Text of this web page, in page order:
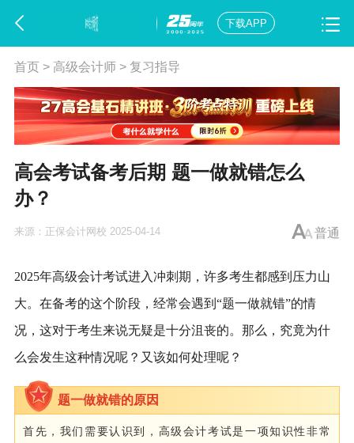
下载APP
首页> 高级会计师> 复习指导
高会考试备考后期 题一做就错怎么
办？
普通
来源： 正保会计网校 2025-04-14
2025年高级会计考试进入冲刺期，许多考生都感到压力山
大。在备考的这个阶段，经常会遇到“题一做就错”的情
况，这对于考生来说无疑是十分沮丧的。那么，究竟为什
么会发生这种情况呢？又该如何处理呢？
题一做就错的原因
首先，我们需要认识到，高级会计考试是一项知识性非常